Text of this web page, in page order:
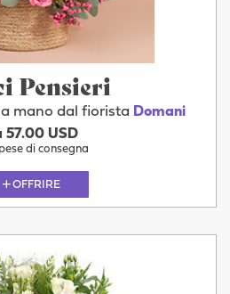
Pensieri
mano dal fiorista Domani
57.00 USD
di consegna
OFFRIRE